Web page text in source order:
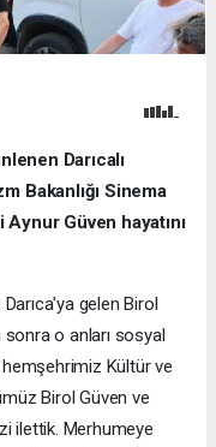
Darıcalı
Bakanlığı Sinema
Güven hayatını
gelen Birol
o anları sosyal
hemşehrimiz Kültür ve
Birol Güven ve
ilettik. Merhumeye